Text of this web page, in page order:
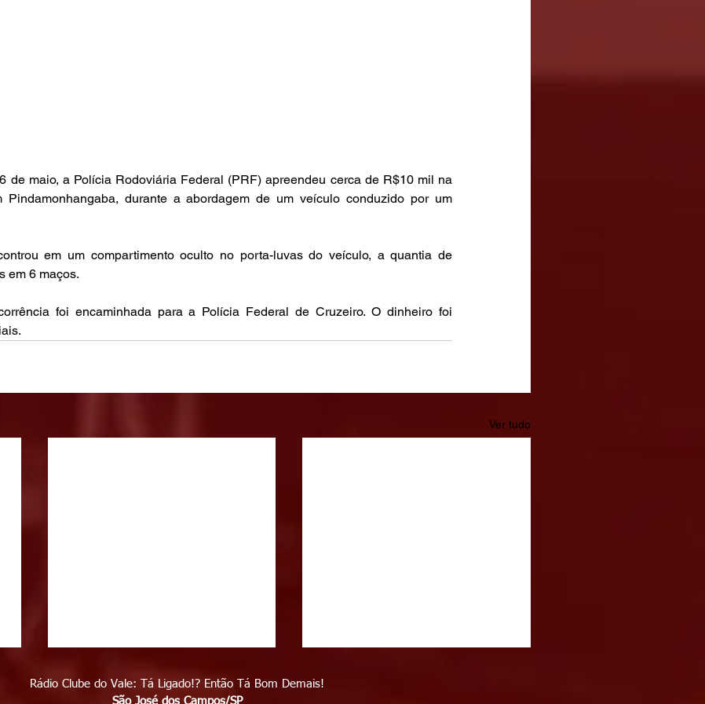
de maio, a Polícia Rodoviária Federal (PRF) apreendeu cerca de R$10 mil na
durante a abordagem de um veículo conduzido por um
em um compartimento oculto no porta-luvas do veículo, a quantia de
em 6 maços.
foi encaminhada para a Polícia Federal de Cruzeiro. O dinheiro foi
Ver tudo
Rádio Clube do Vale: Tá Ligado!? Então Tá Bom Demais!
São José dos Campos/SP